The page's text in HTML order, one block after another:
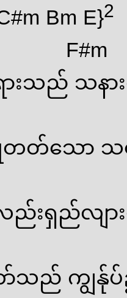
Bm E}2
F#m
းသည် သန
ြုတတ်သော သ
းရှည်လျာ
သည် ကျွန်ု